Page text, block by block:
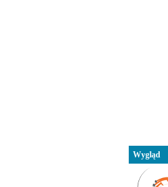
Wygląd